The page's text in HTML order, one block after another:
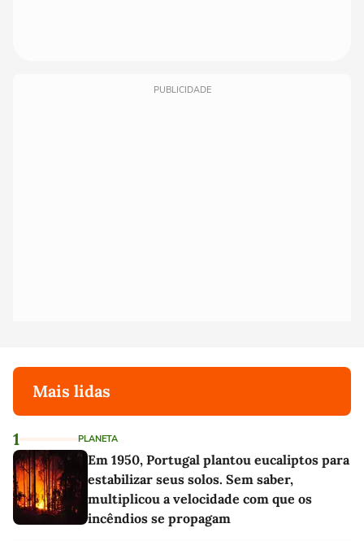
PUBLICIDADE
Mais lidas
1 PLANETA
Em 1950, Portugal plantou eucaliptos para
estabilizar seus solos. Sem saber,
multiplicou a velocidade com que os
incêndios se propagam